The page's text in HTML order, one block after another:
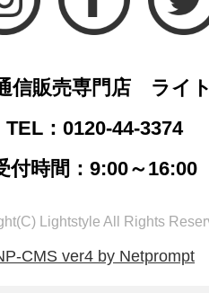
信販売専門店 ライ
TEL：0120-44-3374
付時間：9:00～16:00
Lightstyle All Rights
CMS ver4 by Netprompt